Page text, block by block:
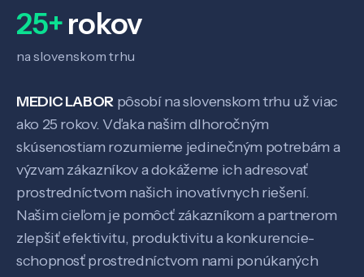
25+rokov
na slovenskom trhu
MEDIC LABOR pôsobí na slovenskom trhu už viac
ako 25 rokov. Vďaka našim dlhoročným
skúsenostiam rozumieme jedinečným potrebám a
výzvam zákazníkov a dokážeme ich adresovať
prostredníctvom našich inovatívnych riešení.
Našim cieľom je pomôcť zákazníkom a partnerom
zlepšiť efektivitu, produktivitu a konkurencie-
schopnosť prostredníctvom nami ponúkaných